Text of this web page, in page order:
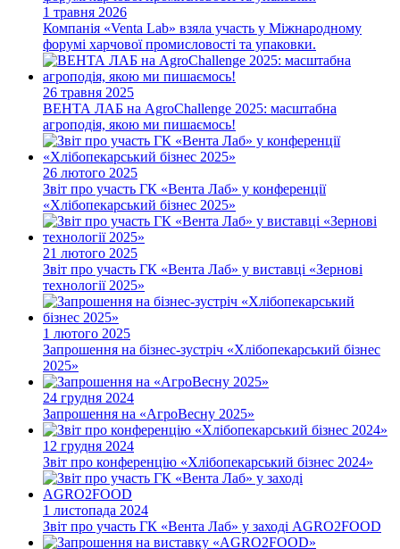
1 травня 2026
Компанія «Venta Lab» взяла участь у Міжнародному
форумі харчової промисловості та упаковки.
26 травня 2025
ВЕНТА ЛАБ на AgroChallenge 2025: масштабна
агроподія, якою ми пишаємось!
26 лютого 2025
Звіт про участь ГК «Вента Лаб» у конференції
«Хлібопекарський бізнес 2025»
21 лютого 2025
Звіт про участь ГК «Вента Лаб» у виставці «Зернові
технології 2025»
1 лютого 2025
Запрошення на бізнес-зустріч «Хлібопекарський бізнес
2025»
24 грудня 2024
Запрошення на «АгроВесну 2025»
12 грудня 2024
Звіт про конференцію «Хлібопекарський бізнес 2024»
1 листопада 2024
Звіт про участь ГК «Вента Лаб» у заході AGRO2FOOD